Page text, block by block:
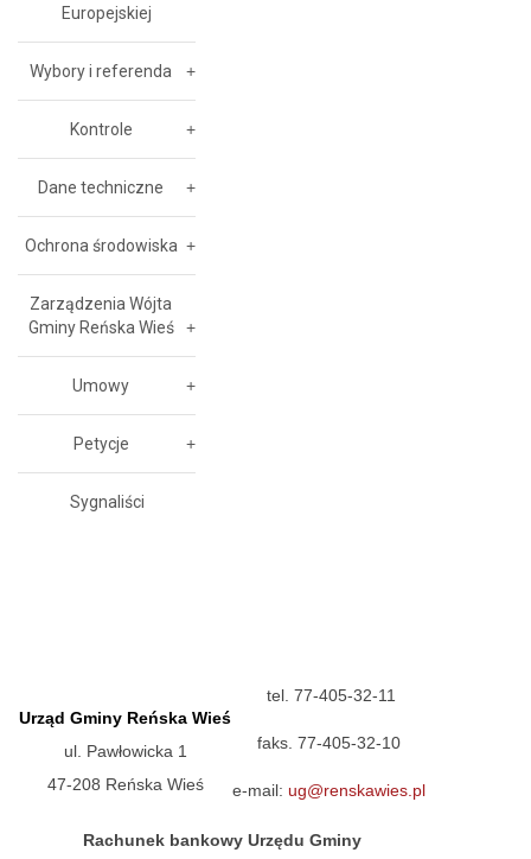
Europejskiej
Wybory i referenda
Kontrole
Dane techniczne
Ochrona środowiska
Zarządzenia Wójta
Gminy Reńska Wieś
Umowy
Petycje
Sygnaliści
Urząd Gminy Reńska Wieś
ul. Pawłowicka 1
47-208 Reńska Wieś
tel. 77-405-32-11
faks. 77-405-32-10
e-mail: ug@renskawies.pl
Rachunek bankowy Urzędu Gminy